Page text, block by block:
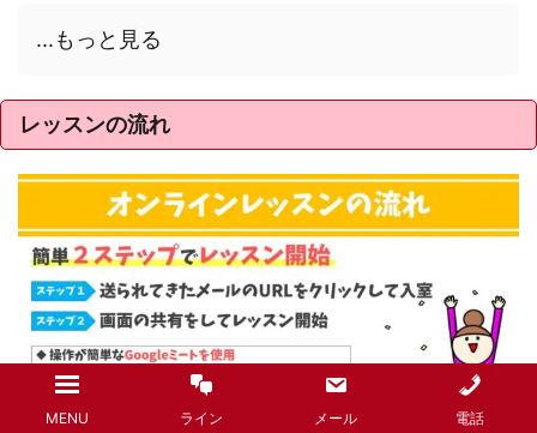
...もっと見る
レッスンの流れ
MENU ライン メール 電話